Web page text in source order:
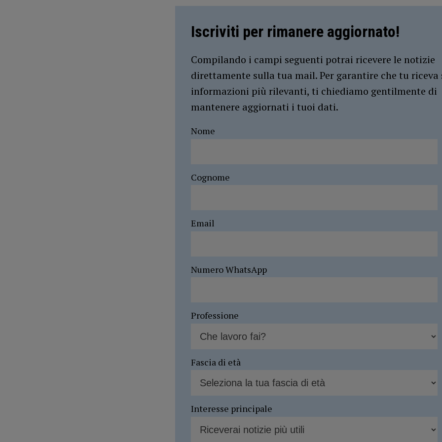
Iscriviti per rimanere aggiornato!
Compilando i campi seguenti potrai ricevere le notizie
direttamente sulla tua mail. Per garantire che tu riceva
informazioni più rilevanti, ti chiediamo gentilmente di
mantenere aggiornati i tuoi dati.
Nome
Cognome
Email
Numero WhatsApp
Professione
Fascia di età
Interesse principale